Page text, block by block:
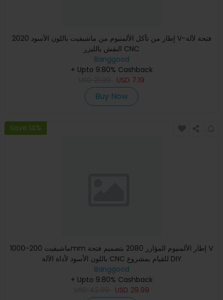
إطار من تآكل الألمنيوم من ماشيفيت باللون الأسود 2020 V-فتحة لآلة
النقش بالليزر CNC
Banggood
+ Upto 9.80% Cashback
USD 7.19
Buy Now
Save 14%
ماشيفيت 200-1000mm إطار الألمنيوم المؤازر 2080 بتصميم فتحة V
باللون الأسود لأداة الآلة CNC للقيام بمشروع DIY
Banggood
+ Upto 9.80% Cashback
USD 29.99